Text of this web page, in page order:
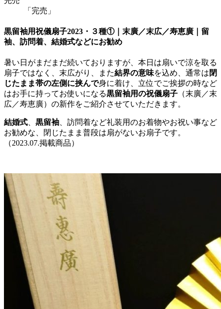
「完売」
黒留袖用祝儀扇子2023・３種①｜末廣／末広／寿恵廣｜留
袖、訪問着、結婚式などにお勧め
暑い日がまだまだ続いておりますが、本日は扇いで涼を取る
扇子ではなく、末広がり、また結界の意味を込め、通常は閉
じたまま帯の左側に挟んで身に着け、立位でご挨拶の時など
はお手に持ってお使いになる黒留袖用の祝儀扇子 （末廣／末
広／寿恵廣）の新作をご紹介させていただきます。
結婚式 黒留袖 、訪問着など礼装用のお着物やお祝い事など
お勧めな、閉じたまま普段は扇がないお扇子です。
（2023.07.掲載商品）